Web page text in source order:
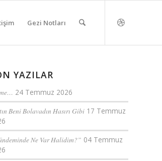
Gezi Notları
YAZILAR
24 Temmuz 2026
Beni Bolavadın Hasırı Gibi 17 Temmuz
Ne Var Halidim?” 04 Temmuz